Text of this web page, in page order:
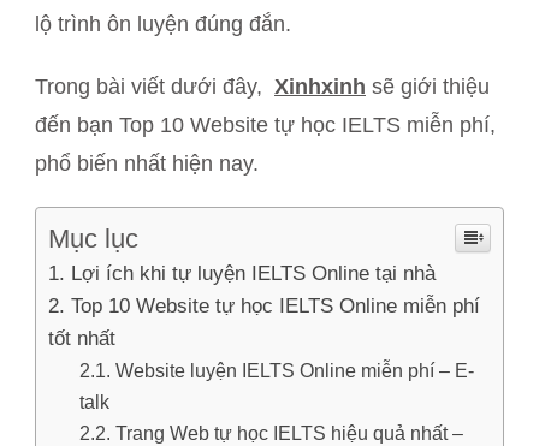
lộ trình ôn luyện đúng đắn.
Trong bài viết dưới đây, Xinhxinh sẽ giới thiệu
đến bạn Top 10 Website tự học IELTS miễn phí,
phổ biến nhất hiện nay.
Mục lục
Lợi ích khi tự luyện IELTS Online tại nhà
Top 10 Website tự học IELTS Online miễn phí
tốt nhất
Website luyện IELTS Online miễn phí – E-
talk
Trang Web tự học IELTS hiệu quả nhất –